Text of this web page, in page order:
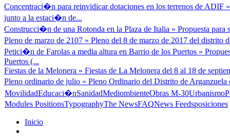
Concentraci�n para reinvidicar dotaciones en los terrenos de ADIF
junto a la estaci�n de...
Construcci�n de una Rotonda en la Plaza de Italia » Propuesta para
Pleno de marzo de 2107 » Pleno del 8 de marzo de 2017 del
Petici�n de Farolas a media altura en Barrio de los Puertos »
Puertos (...
Fiestas de la Melonera » Fiestas de La Melonera del 8 al 18 de
Pleno ordinario de julio » Pleno Ordinario del Distrito de
MovilidadEducaci�nSanidadMediombienteObras M-30Urbanismo
Modules PositionsTypographyThe NewsFAQNews Feedsposiciones
Inicio